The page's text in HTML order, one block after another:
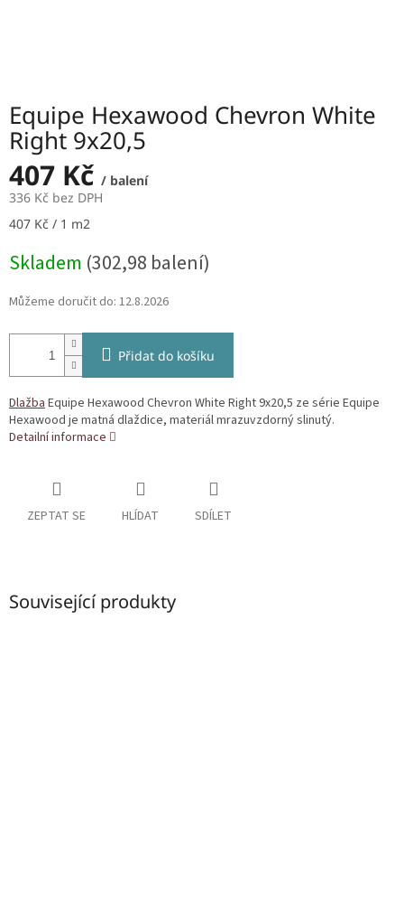
Equipe Hexawood Chevron White
Right 9x20,5
407 Kč / balení
336 Kč bez DPH
Měrná
407 Kč / 1 m2
Skladem (302,98 balení)
Můžeme doručit do: 12.8.2026
Přidat do košíku
DlažbaEquipe Hexawood Chevron White Right 9x20,5 ze série Equipe
Hexawood je matná dlaždice, materiál mrazuvzdorný slinutý.
Detailní informace
ZEPTAT SE HLÍDAT SDÍLET
Související produkty